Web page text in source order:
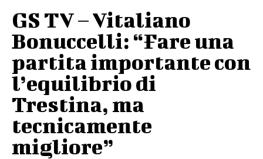
GS TV – Vitaliano
Bonuccelli: “Fare una
partita importante con
l’equilibrio di
Trestina, ma
tecnicamente
migliore”